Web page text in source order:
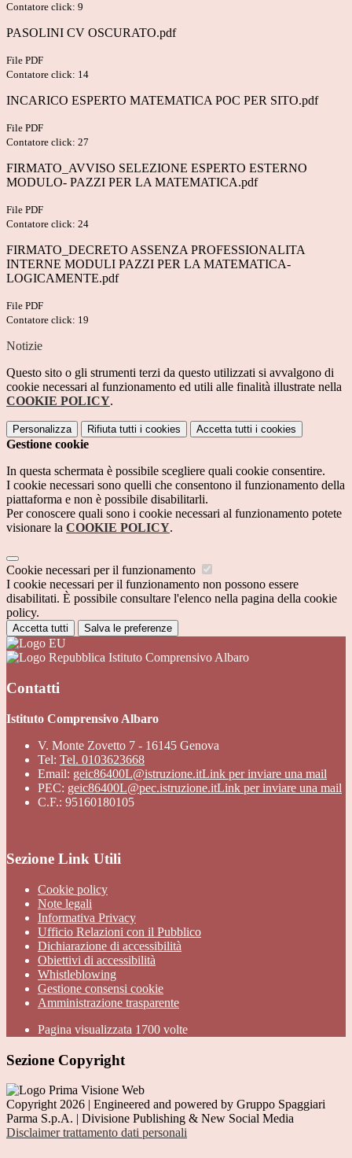
Contatore click: 9
PASOLINI CV OSCURATO.pdf
File PDF
Contatore click: 14
INCARICO ESPERTO MATEMATICA POC PER SITO.pdf
File PDF
Contatore click: 27
FIRMATO_AVVISO SELEZIONE ESPERTO ESTERNO
MODULO- PAZZI PER LA MATEMATICA.pdf
File PDF
Contatore click: 24
FIRMATO_DECRETO ASSENZA PROFESSIONALITA
INTERNE MODULI PAZZI PER LA MATEMATICA-
LOGICAMENTE.pdf
File PDF
Contatore click: 19
Notizie
Questo sito o gli strumenti terzi da questo utilizzati si avvalgono di
cookie necessari al funzionamento ed utili alle finalità illustrate nella
COOKIE POLICY.
Personalizza Rifiuta tutti i cookies Accetta tutti i cookies
Gestione cookie
In questa schermata è possibile scegliere quali cookie consentire.
I cookie necessari sono quelli che consentono il funzionamento della
piattaforma e non è possibile disabilitarli.
Per conoscere quali sono i cookie necessari al funzionamento potete
visionare la COOKIE POLICY.
Cookie necessari per il funzionamento
I cookie necessari per il funzionamento non possono essere
disabilitati. È possibile consultare l'elenco nella pagina della cookie
policy.
Accetta tutti Salva le preferenze
Istituto Comprensivo Albaro
Contatti
Istituto Comprensivo Albaro
V. Monte Zovetto 7 - 16145 Genova
Tel: Tel. 0103623668
Email: geic86400L@istruzione.itLink per inviare una mail
PEC: geic86400L@pec.istruzione.itLink per inviare una mail
C.F.: 95160180105
Sezione Link Utili
Cookie policy
Note legali
Informativa Privacy
Ufficio Relazioni con il Pubblico
Dichiarazione di accessibilità
Obiettivi di accessibilità
Whistleblowing
Gestione consensi cookie
Amministrazione trasparente
Pagina visualizzata 1700 volte
Sezione Copyright
Copyright 2026 | Engineered and powered by Gruppo Spaggiari
Parma S.p.A. | Divisione Publishing & New Social Media
Disclaimer trattamento dati personali